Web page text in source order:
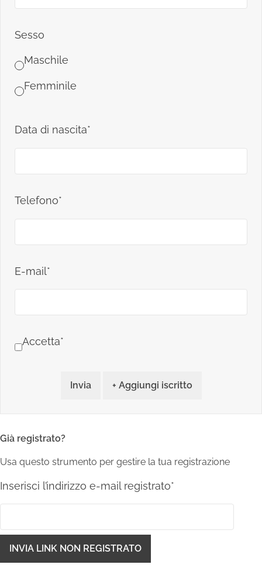
Sesso
Maschile
Femminile
Data di nascita*
Telefono*
E-mail*
Accetta*
Invia + Aggiungi iscritto
Già registrato?
Usa questo strumento per gestire la tua registrazione
Inserisci l’indirizzo e-mail registrato*